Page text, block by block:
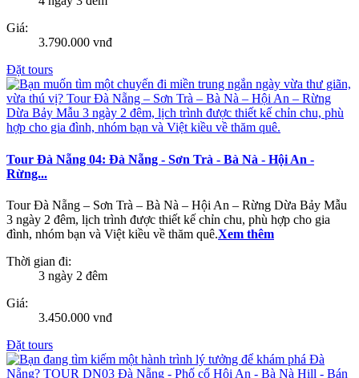
Giá:
3.790.000 vnđ
Đặt tours
Tour Đà Nẵng 04: Đà Nẵng - Sơn Trà - Bà Nà - Hội An -
Rừng...
Tour Đà Nẵng – Sơn Trà – Bà Nà – Hội An – Rừng Dừa Bảy Mẫu
3 ngày 2 đêm, lịch trình được thiết kế chỉn chu, phù hợp cho gia
đình, nhóm bạn và Việt kiều về thăm quê.Xem thêm
Thời gian đi:
3 ngày 2 đêm
Giá:
3.450.000 vnđ
Đặt tours